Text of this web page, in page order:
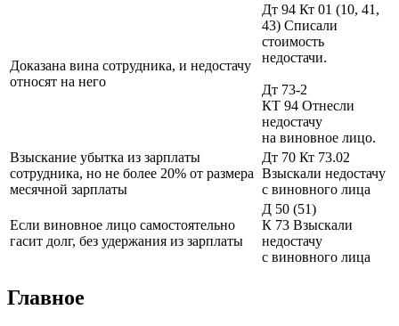
Доказана вина сотрудника, и недостачу
относят на него
Дт 94 Кт 01 (10, 41,
43) Списали
стоимость
недостачи.
Дт 73-2
КТ 94 Отнесли
недостачу
на виновное лицо.
Взыскание убытка из зарплаты
сотрудника, но не более 20% от размера
месячной зарплаты
Дт 70 Кт 73.02
Взыскали недостачу
с виновного лица
Если виновное лицо самостоятельно
гасит долг, без удержания из зарплаты
Д 50 (51)
К 73 Взыскали
недостачу
с виновного лица
Главное